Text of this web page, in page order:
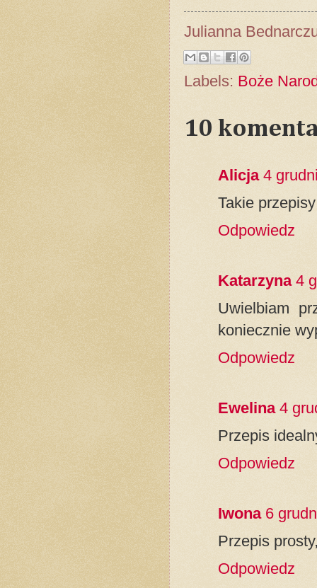
Julianna
Labels: Boże
10
Alicja 4
Takie
Odpowiedz
Katarzyna 4
Uwielbiam
koniecznie
Odpowiedz
Ewelina 4
Przepis
Odpowiedz
Iwona 6
Przepis
Odpowiedz